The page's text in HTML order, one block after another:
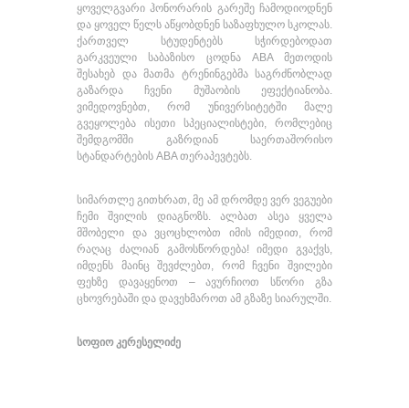
ყოველგვარი ჰონორარის გარეშე ჩამოდიოდნენ
და ყოველ წელს აწყობდნენ საზაფხულო სკოლას.
ქართველ სტუდენტებს სჭირდებოდათ
გარკვეული საბაზისო ცოდნა ABA მეთოდის
შესახებ და მათმა ტრენინგებმა საგრძნობლად
გაზარდა ჩვენი მუშაობის ეფექტიანობა.
ვიმედოვნებთ, რომ უნივერსიტეტში მალე
გვეყოლება ისეთი სპეციალისტები, რომლებიც
შემდგომში გაზრდიან საერთაშორისო
სტანდარტების ABA თერაპევტებს.
სიმართლე გითხრათ, მე ამ დრომდე ვერ ვეგუები
ჩემი შვილის დიაგნოზს. ალბათ ასეა ყველა
მშობელი და ვცოცხლობთ იმის იმედით, რომ
რაღაც ძალიან გამოსწორდება! იმედი გვაქვს,
იმდენს მაინც შევძლებთ, რომ ჩვენი შვილები
ფეხზე დავაყენოთ – ავურჩიოთ სწორი გზა
ცხოვრებაში და დავეხმაროთ ამ გზაზე სიარულში.
სოფიო კერესელიძე